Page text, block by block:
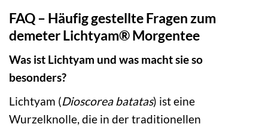
FAQ – Häufig gestellte Fragen zum
demeter Lichtyam® Morgentee
Was ist Lichtyam und was macht sie so
besonders?
Lichtyam (Dioscorea batatas) ist eine
Wurzelknolle, die in der traditionellen